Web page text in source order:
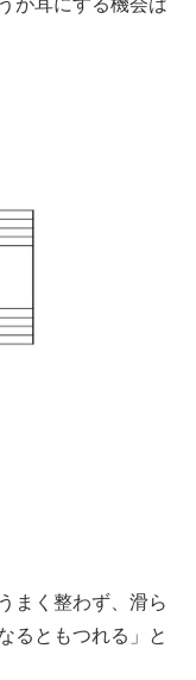
まく整わず、滑ら
るともつれる」と